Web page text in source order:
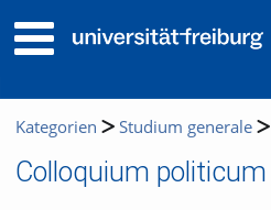
Kategorien Studium generale
Colloquium politicum